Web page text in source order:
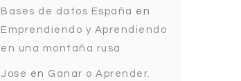
Bases de datos España en
Emprendiendo y Aprendiendo
en una montaña rusa
Jose en Ganar o Aprender.